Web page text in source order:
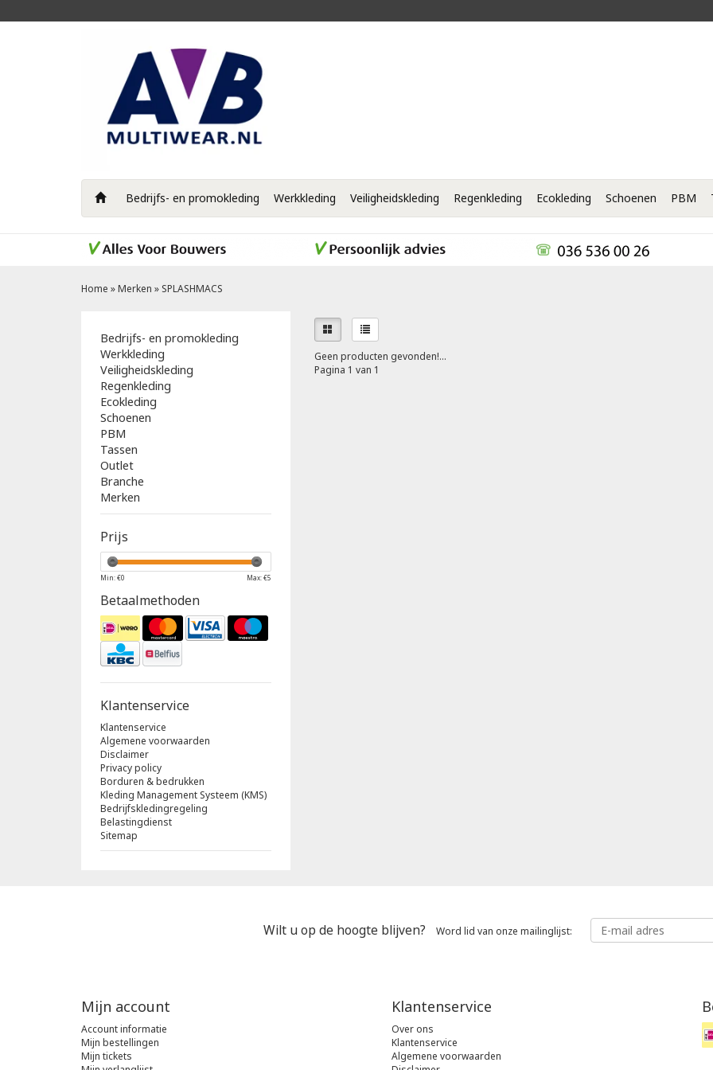
Bedrijfs- en promokleding Werkkleding Veiligheidskleding Regenkleding Ecokleding Schoenen PBM
Home »Merken » SPLASHMACS
Bedrijfs- en promokleding
Werkkleding
Veiligheidskleding
Regenkleding
Ecokleding
Schoenen
PBM
Tassen
Outlet
Branche
Merken
Prijs
Min: €0 Max: €5
Betaalmethoden
Klantenservice
Klantenservice
Algemene voorwaarden
Disclaimer
Privacy policy
Borduren & bedrukken
Kleding Management Systeem (KMS)
Bedrijfskledingregeling
Belastingdienst
Sitemap
Geen producten gevonden!...
Pagina 1 van 1
Wilt u op de hoogte blijven? Word lid van onze mailinglijst:
Mijn account
Account informatie
Mijn bestellingen
Mijn tickets
Klantenservice
Over ons
Klantenservice
Algemene voorwaarden